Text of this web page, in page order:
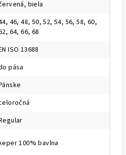
biela
46, 48, 50, 52, 54, 56, 58, 60,
64, 66, 68
ISO 13688
pása
100% bavlna